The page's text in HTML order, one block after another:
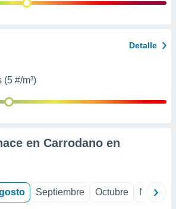
Detalle
(5 #/m³)
en Carrodano en
Septiembre Octubre